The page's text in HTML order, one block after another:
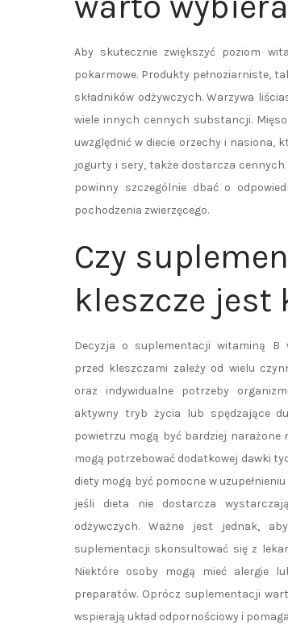
Aby skutecznie zwiększyć poziom
pokarmowe. Produkty pełnoziarniste,
składników odżywczych. Warzywa
wiele innych cennych substancji.
uwzględnić w diecie orzechy i nasiona,
jogurty i sery, także dostarcza cennych
powinny szczególnie dbać o
pochodzenia zwierzęcego.
Czy
kleszcze jest
Decyzja o suplementacji witaminą B
przed kleszczami zależy od wielu
oraz indywidualne potrzeby
aktywny tryb życia lub spędzające
powietrzu mogą być bardziej narażone
mogą potrzebować dodatkowej dawki
diety mogą być pomocne w
jeśli dieta nie dostarcza
odżywczych. Ważne jest jednak,
suplementacji skonsultować się z
Niektóre osoby mogą mieć alergie
preparatów. Oprócz suplementacji
wspierają układ odpornościowy i